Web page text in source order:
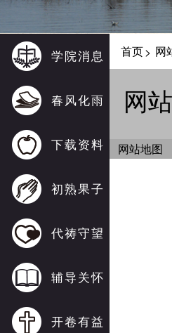
学院消息
春风化雨
下载资料
初熟果子
代祷守望
辅导关怀
开卷有益
首页> 网
网
网站地图